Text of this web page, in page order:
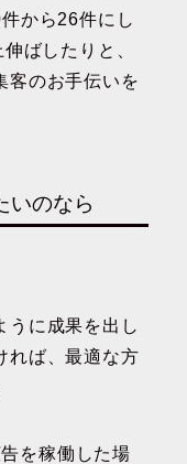
から26件にし
ばしたりと、
客のお手伝いを
いのなら
うに成果を出し
れば、最適な方
を稼働した場